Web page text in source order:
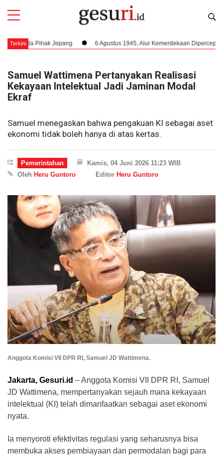
TerkiniJepang 6 Agustus 1945, Alur Kemerdekaan Dipercepat: Bung
Samuel Wattimena Pertanyakan Realisasi
Kekayaan Intelektual Jadi Jaminan Modal
Ekraf
Samuel menegaskan bahwa pengakuan KI sebagai aset
ekonomi tidak boleh hanya di atas kertas.
Pemerintahan
Kamis, 04 Juni 2026 11:23 WIB
Oleh Heru Guntoro Editor Heru Guntoro
Anggota Komisi VII DPR RI, Samuel JD Wattimena.
Jakarta, Gesuri.id – Anggota Komisi VII DPR RI, Samuel
JD Wattimena, mempertanyakan sejauh mana kekayaan
intelektual (KI) telah dimanfaatkan sebagai aset ekonomi
nyata.
Ia menyoroti efektivitas regulasi yang seharusnya bisa
membuka akses pembiayaan dan permodalan bagi para